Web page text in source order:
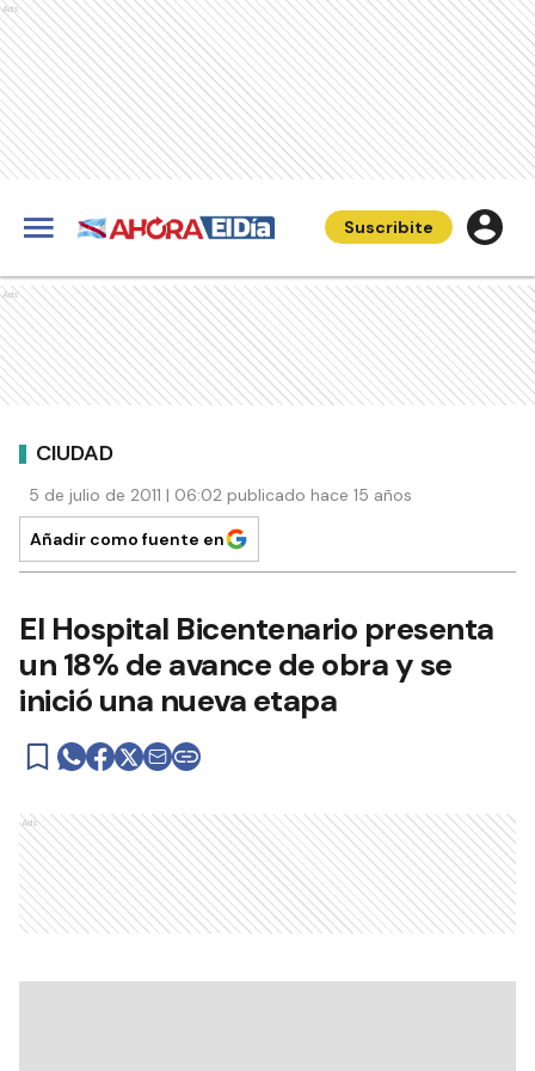
Ads
Suscribite
Ads
CIUDAD
5 de julio de 2011 | 06:02 publicado hace 15 años
Añadir como fuente en
El Hospital Bicentenario presenta
un 18% de avance de obra y se
inició una nueva etapa
Ads